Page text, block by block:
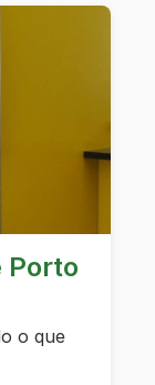
Porto
o que